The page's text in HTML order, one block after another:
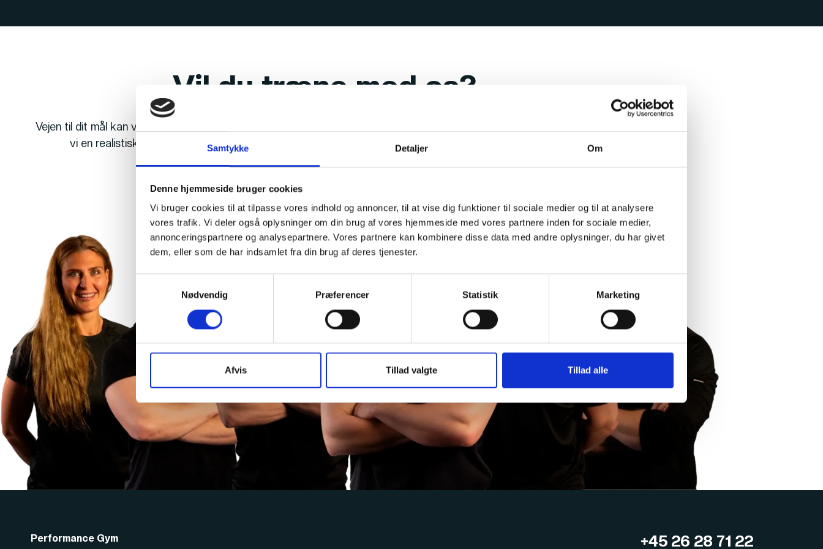
Samtykke Detaljer Om
Denne hjemmeside bruger cookies
Vi bruger cookies til at tilpasse vores indhold og annoncer, til at vise dig funktioner til sociale medier og til at analysere
vores trafik. Vi deler også oplysninger om din brug af vores hjemmeside med vores partnere inden for sociale medier,
annonceringspartnere og analysepartnere. Vores partnere kan kombinere disse data med andre oplysninger, du har givet
dem, eller som de har indsamlet fra din brug af deres tjenester.
Nødvendig
Præferencer Statistik Marketing
Afvis Tillad valgte Tillad alle
Vil du træne med os?
Vejen til dit mål kan virke uoverskuelig, og vi står klar til at hjælpe dig gennem hele processen. Sammen med dig lægger
vi en realistisk plan, så resten af vejen mod et bæredygtigt resultat bliver overkommelige, målrettede trin.
Kontakt os her
Performance Gym +45 26 28 71 22